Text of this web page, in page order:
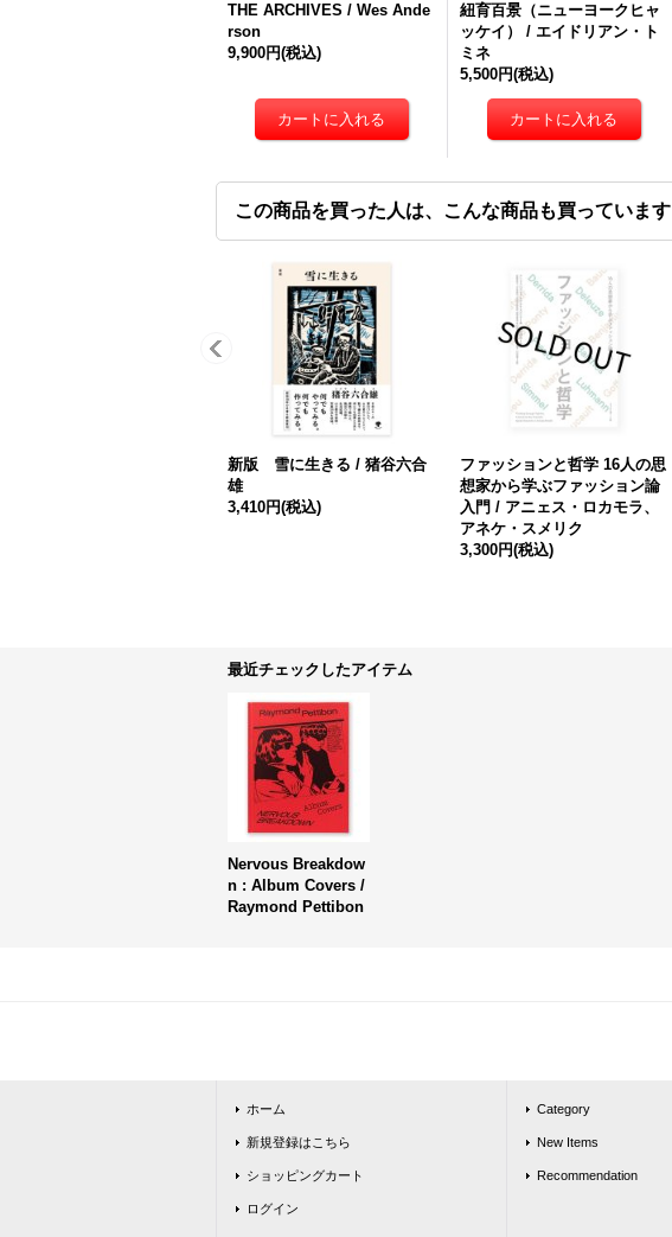
THE ARCHIVES / Wes Ande
rson
9,900円(税込)
紐育百景（ニューヨークヒャ
ッケイ） / エイドリアン・ト
ミネ
5,500円(税込)
この商品を買った人は、こんな商品も買っています
新版 雪に生きる / 猪谷六合
雄
3,410円(税込)
ファッションと哲学 16人の思
想家から学ぶファッション論
入門 / アニェス・ロカモラ、
アネケ・スメリク
3,300円(税込)
最近チェックしたアイテム
Nervous Breakdow
n : Album Covers /
Raymond Pettibon
ホーム
新規登録はこちら
ショッピングカート
ログイン
Category
New Items
Recommendation